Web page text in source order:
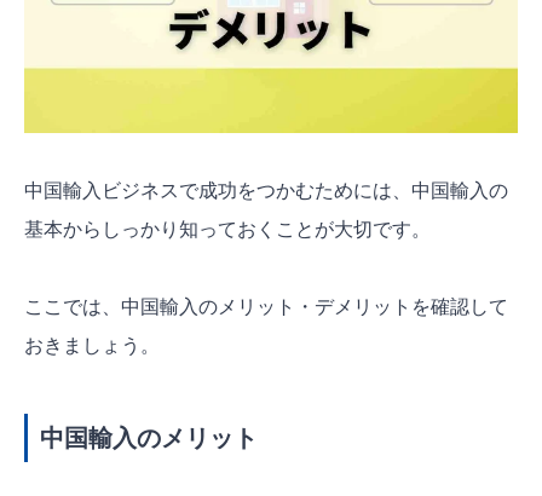
中国輸入ビジネスで成功をつかむためには、中国輸入の
基本からしっかり知っておくことが大切です。
ここでは、中国輸入のメリット・デメリットを確認して
おきましょう。
中国輸入のメリット